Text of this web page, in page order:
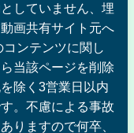
していません、埋
画共有サイト元へ
ンテンツに関し
当該ページを削除
除く3営業日以内
。不慮による事故
りますので何卒、